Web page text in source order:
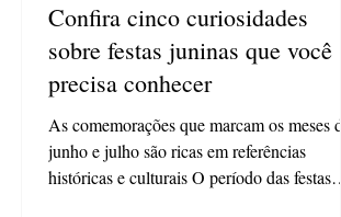
Confira cinco curiosidades
sobre festas juninas que você
precisa conhecer
As comemorações que marcam os meses de
junho e julho são ricas em referências
históricas e culturais O período das festas